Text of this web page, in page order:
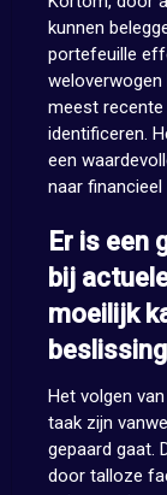
kunnen
portefeuille
meest
identificeren.
een
naar
Er is een
bij
moeilijk
Het volgen
taak zijn
gepaard gaat.
door talloze